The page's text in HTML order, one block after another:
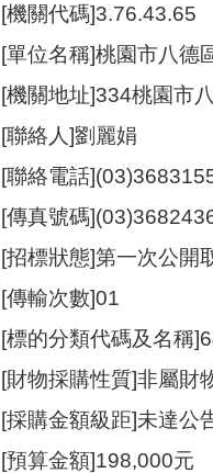
[機關代碼]3.76.43.65
[單位名稱]桃園市八德
[機關地址]334桃園市
[聯絡人]劉麗娟
[聯絡電話
[傳真號碼
[招標狀態]第一次公開
[傳輸次數]01
[標的分類代碼及名稱
[財物採購性質]非屬財
[採購金額級距]未達公
[預算金額]198,000元